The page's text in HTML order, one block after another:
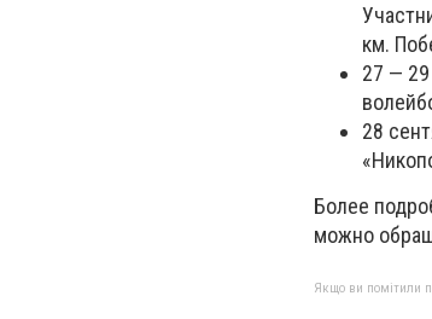
км.
27 —
28
Более
можно
Якщо ви помітили